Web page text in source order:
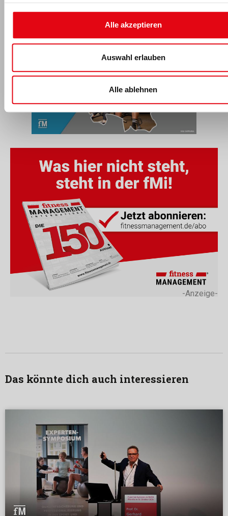
Alle akzeptieren
Auswahl erlauben
Alle ablehnen
teilnehmenden Proband:innen, sondern auch der
Fachöffentlichkeit und damit auch allen
-Anzeige-
Das könnte dich auch interessieren